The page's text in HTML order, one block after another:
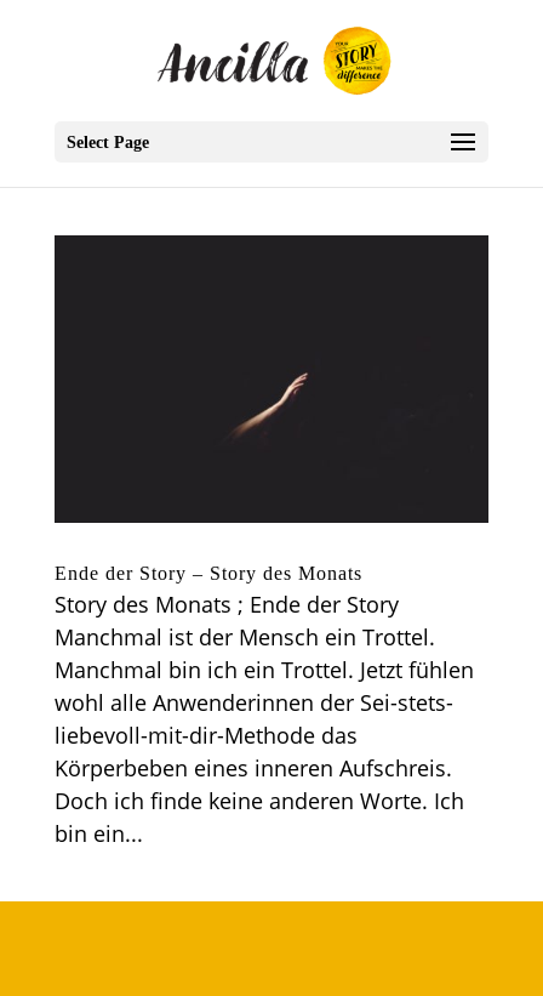
Select Page
Ende der Story – Story des Monats
Story des Monats ; Ende der Story
Manchmal ist der Mensch ein Trottel.
Manchmal bin ich ein Trottel. Jetzt fühlen
wohl alle Anwenderinnen der Sei-stets-
liebevoll-mit-dir-Methode das
Körperbeben eines inneren Aufschreis.
Doch ich finde keine anderen Worte. Ich
bin ein...